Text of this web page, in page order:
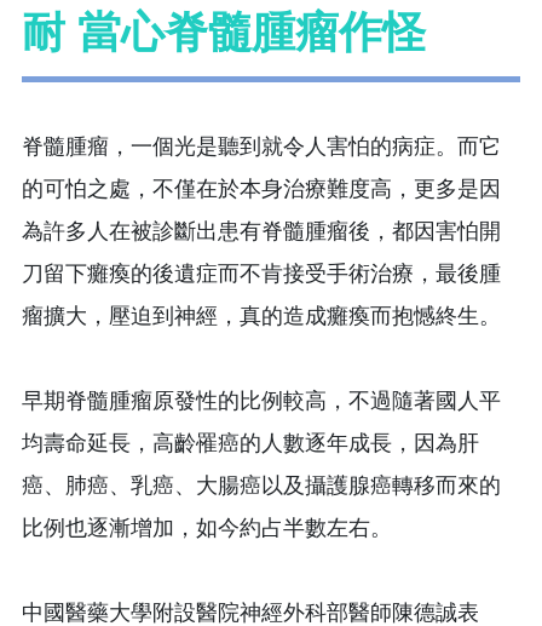
耐 當心脊髓腫瘤作怪
脊髓腫瘤，一個光是聽到就令人害怕的病症。而它
的可怕之處，不僅在於本身治療難度高，更多是因
為許多人在被診斷出患有脊髓腫瘤後，都因害怕開
刀留下癱瘓的後遺症而不肯接受手術治療，最後腫
瘤擴大，壓迫到神經，真的造成癱瘓而抱憾終生。
早期脊髓腫瘤原發性的比例較高，不過隨著國人平
均壽命延長，高齡罹癌的人數逐年成長，因為肝
癌、肺癌、乳癌、大腸癌以及攝護腺癌轉移而來的
比例也逐漸增加，如今約占半數左右。
中國醫藥大學附設醫院神經外科部醫師陳德誠表